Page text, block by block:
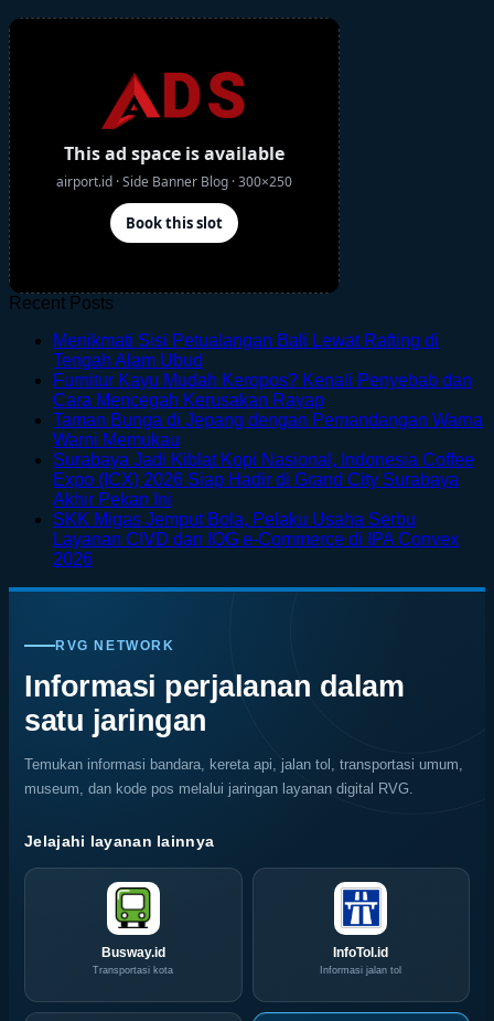
Recent Posts
Menikmati Sisi Petualangan Bali Lewat Rafting di
Tengah Alam Ubud
Comments
on
Menikmati
Petualangan
Bali
Rafting
di
Ubud
Furnitur Kayu Mudah Keropos? Kenali Penyebab dan
Cara Mencegah Kerusakan RayapNo
Comments
Furnitur
Kayu
Keropos?
Kenali
Cara
Taman Bunga di Jepang dengan Pemandangan Warna
Warni Memukau
Comments
on
Bunga
di
Pemandangan
Surabaya Jadi Kiblat Kopi Nasional, Indonesia Coffee
Expo (ICX) 2026 Siap Hadir di Grand City Surabaya
Akhir Pekan Ini
Comments
on
Kiblat
Nasional,
Indonesia
Coffee
Expo
(ICX)
2026
Siap
Hadir
di
City
Surabaya
Akhir
SKK Migas Jemput Bola, Pelaku Usaha Serbu
Layanan CIVD dan IOG e-Commerce di IPA Convex
2026No
on
Migas
Jemput
Bola,
Pelaku
Usaha
Serbu
Layanan
CIVD
dan
e-
Commerce
di
IPA
Convex
2026
RVG NETWORK
Informasi perjalanan dalam
satu jaringan
Temukan informasi bandara, kereta api, jalan tol, transportasi umum,
museum, dan kode pos melalui jaringan layanan digital RVG.
Jelajahi layanan lainnya
Busway.id
Transportasi kota
InfoTol.id
Informasi jalan tol